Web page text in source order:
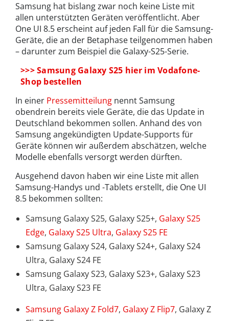
Samsung hat bislang zwar noch keine Liste mit
allen unterstützten Geräten veröffentlicht. Aber
One UI 8.5 erscheint auf jeden Fall für die Samsung-
Geräte, die an der Betaphase teilgenommen haben
– darunter zum Beispiel die Galaxy-S25-Serie.
>>> Samsung Galaxy S25 hier im Vodafone-
Shop bestellen
In einer Pressemitteilung nennt Samsung
obendrein bereits viele Geräte, die das Update in
Deutschland bekommen sollen. Anhand des von
Samsung angekündigten Update-Supports für
Geräte können wir außerdem abschätzen, welche
Modelle ebenfalls versorgt werden dürften.
Ausgehend davon haben wir eine Liste mit allen
Samsung-Handys und -Tablets erstellt, die One UI
8.5 bekommen sollten:
Samsung Galaxy S25, Galaxy S25+, Galaxy S25
Edge, Galaxy S25 Ultra, Galaxy S25 FE
Samsung Galaxy S24, Galaxy S24+, Galaxy S24
Ultra, Galaxy S24 FE
Samsung Galaxy S23, Galaxy S23+, Galaxy S23
Ultra, Galaxy S23 FE
Samsung Galaxy Z Fold7, Galaxy Z Flip7, Galaxy Z